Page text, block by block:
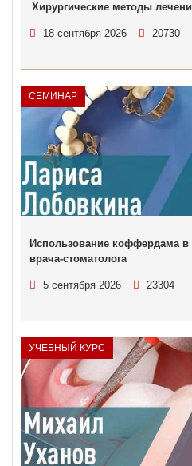
Хирургические методы
18 сентября 2026 20730
СЕМИНАР
Использование коффердама в
врача-стоматолога
5 сентября 2026 23304
УЧЕБНЫЙ КУРС